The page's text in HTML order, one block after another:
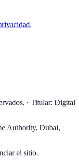
.
· Titular: Digital
Authority, Dubai,
el sitio.